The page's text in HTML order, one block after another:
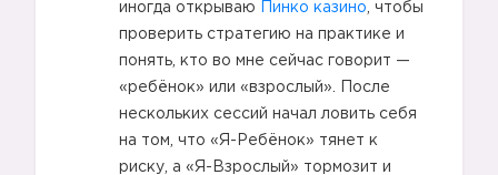
иногда открываю
Пинко казино , чтобы
проверить стратегию на практике и
понять, кто во мне сейчас говорит —
«ребёнок» или «взрослый». После
нескольких сессий начал ловить себя
на том, что «Я-Ребёнок» тянет к
риску, а «Я-Взрослый» тормозит и